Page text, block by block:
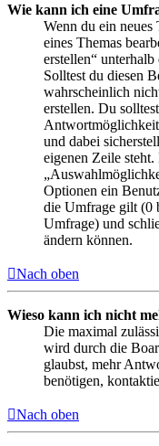
Wie kann ich eine
Wenn du ein neues
eines Themas
erstellen“
Solltest du diesen
wahrscheinlich
erstellen. Du
und dabei
eigenen Zeile
Optionen ein
die Umfrage gilt (0
Umfrage) und
ändern können.
Nach oben
Wieso kann ich nicht
Die maximal
wird durch die
glaubst, mehr
benötigen,
Nach oben